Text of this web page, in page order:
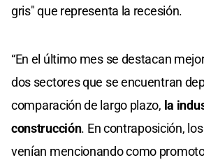
gris" que representa la recesión.
“En el último mes se destacan
dos sectores que se encuentran
comparación de largo plazo, la
construcción. En contraposición,
venían mencionando como